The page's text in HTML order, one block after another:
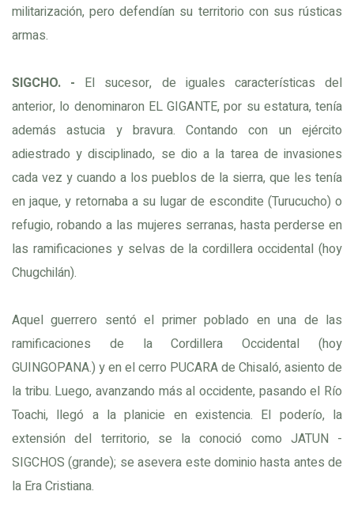
militarización, pero defendían su territorio con sus rústicas
armas.
SIGCHO. - El sucesor, de iguales características del
anterior, lo denominaron EL GIGANTE, por su estatura, tenía
además astucia y bravura. Contando con un ejército
adiestrado y disciplinado, se dio a la tarea de invasiones
cada vez y cuando a los pueblos de la sierra, que les tenía
en jaque, y retornaba a su lugar de escondite (Turucucho) o
refugio, robando a las mujeres serranas, hasta perderse en
las ramificaciones y selvas de la cordillera occidental (hoy
Chugchilán).
Aquel guerrero sentó el primer poblado en una de las
ramificaciones de la Cordillera Occidental (hoy
GUINGOPANA.) y en el cerro PUCARA de Chisaló, asiento de
la tribu. Luego, avanzando más al occidente, pasando el Río
Toachi, llegó a la planicie en existencia. El poderío, la
extensión del territorio, se la conoció como JATUN -
SIGCHOS (grande); se asevera este dominio hasta antes de
la Era Cristiana.